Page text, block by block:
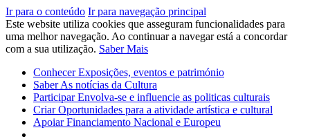
Ir para o conteúdo Ir para navegação principal
Este website utiliza cookies que asseguram funcionalidades para
uma melhor navegação. Ao continuar a navegar está a concordar
com a sua utilização. Saber Mais
ConhecerExposições, eventos e património
SaberAs notícias da Cultura
ParticiparEnvolva-se e influencie as politicas culturais
CriarOportunidades para a atividade artística e cultural
ApoiarFinanciamento Nacional e Europeu